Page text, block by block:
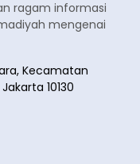
ragam informasi
mengenai
Kecamatan
10130